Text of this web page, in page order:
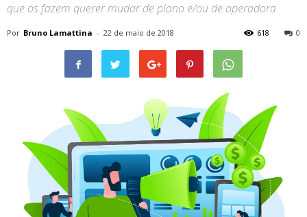
que os fazem querer mudar de plano e/ou de operadora
Por Bruno Lamattina - 22 de maio de 2018 0
618